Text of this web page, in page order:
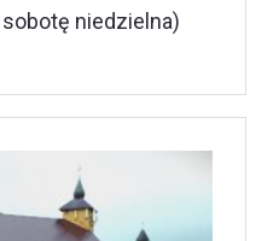
sobotę niedzielna)